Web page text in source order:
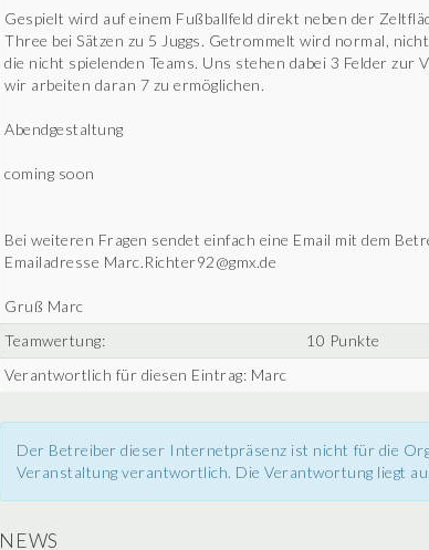
Gespielt wird auf einem Fußballfeld direkt neben der
Three bei Sätzen zu 5 Juggs. Getrommelt wird normal,
die nicht spielenden Teams. Uns stehen dabei 3 Felder zur
wir arbeiten daran 7 zu ermöglichen.
Abendgestaltung
coming soon
Bei weiteren Fragen sendet einfach eine Email mit dem
Emailadresse Marc.Richter92@gmx.de
Gruß Marc
Teamwertung:
10 Punkte
Verantwortlich für diesen Eintrag: Marc
Der Betreiber dieser Internetpräsenz ist nicht für die
Veranstaltung verantwortlich. Die Verantwortung liegt
NEWS